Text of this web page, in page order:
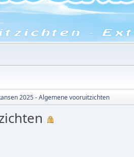
2025 - Algemene vooruitzichten